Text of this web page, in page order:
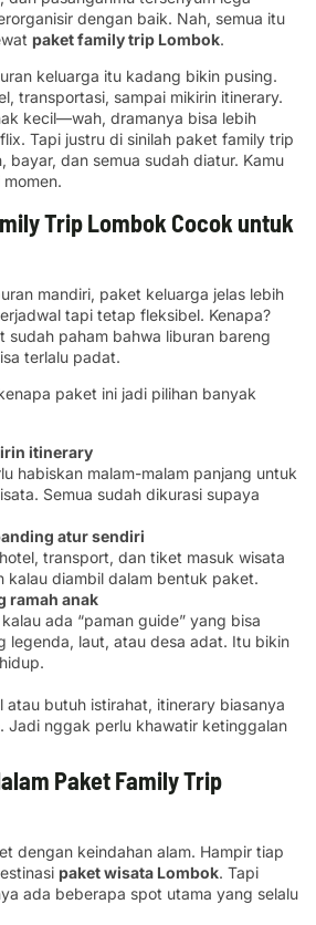
dengan baik. Nah, semua itu
paket family trip Lombok.
keluarga itu kadang bikin pusing.
transportasi, sampai mikirin itinerary.
kecil—wah, dramanya bisa lebih
Tapi justru di sinilah paket family trip
bayar, dan semua sudah diatur. Kamu
Trip Lombok Cocok untuk
mandiri, paket keluarga jelas lebih
tapi tetap fleksibel. Kenapa?
sudah paham bahwa liburan bareng
terlalu padat.
paket ini jadi pilihan banyak
itinerary
habiskan malam-malam panjang untuk
Semua sudah dikurasi supaya
atur sendiri
transport, dan tiket masuk wisata
kalau diambil dalam bentuk paket.
ramah anak
ada “paman guide” yang bisa
legenda, laut, atau desa adat. Itu bikin
atau butuh istirahat, itinerary biasanya
Jadi nggak perlu khawatir ketinggalan
Paket Family Trip
dengan keindahan alam. Hampir tiap
paket wisata Lombok. Tapi
ada beberapa spot utama yang selalu